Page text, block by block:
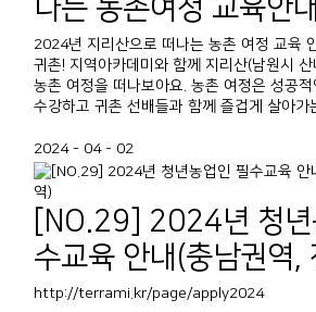
나는 농촌여정 교육안내
2024년 지리산으로 떠나는 농촌 여정 교육
귀촌! 지역아카데미와 함께 지리산(남원시
농촌 여정을 떠나보아요. 농촌 여정은 성공
수강하고 귀촌 선배들과 함께 즐겁게 살아가
2024 - 04 - 02
[NO.29] 2024년 청년
수교육 안내(충남권역,
http://terrami.kr/page/apply2024